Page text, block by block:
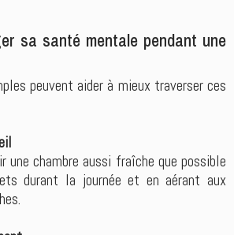
sa santé mentale pendant une
peuvent aider à mieux traverser ces
une chambre aussi fraîche que possible
durant la journée et en aérant aux